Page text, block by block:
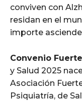
conviven con
residan en el
importe
Convenio
y Salud 2025
Asociación
Psiquiatría, de